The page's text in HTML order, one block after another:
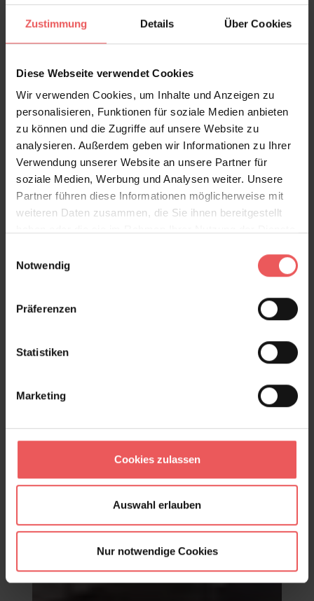
Zustimmung Details Über Cookies
Diese Webseite verwendet Cookies
Wir verwenden Cookies, um Inhalte und Anzeigen zu
personalisieren, Funktionen für soziale Medien anbieten
zu können und die Zugriffe auf unsere Website zu
analysieren. Außerdem geben wir Informationen zu Ihrer
Verwendung unserer Website an unsere Partner für
soziale Medien, Werbung und Analysen weiter. Unsere
Partner führen diese Informationen möglicherweise mit
weiteren Daten zusammen, die Sie ihnen bereitgestellt
Notwendig
Präferenzen
Statistiken
Marketing
Cookies zulassen
Auswahl erlauben
Nur notwendige Cookies
Versand & Zahlung
Bewertungen
FAQ Teilen!
Sie haben Fragen zum Produkt?
Frage stellen
+49 (0)221 932 81 82
Produktgalerie überspringen
Varianten